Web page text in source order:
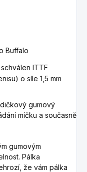
Buffalo
ITTF
o síle 1,5 mm
gumový
míčku a současně
gumovým
Pálka
že vám pálka